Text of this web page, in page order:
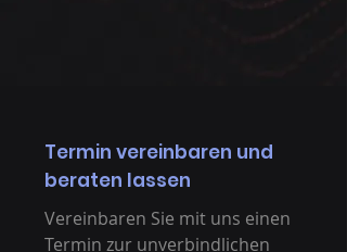
Termin vereinbaren und
beraten lassen
Vereinbaren Sie mit uns einen
Termin zur unverbindlichen